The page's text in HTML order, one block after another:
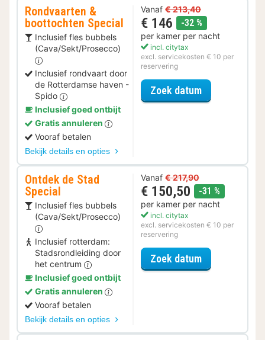
Rondvaarten &
boottochten Special
Inclusief fles bubbels
(Cava/Sekt/Prosecco)
Inclusief rondvaart door
de Rotterdamse haven -
Spido
Inclusief goed ontbijt
Gratis annuleren
Vooraf betalen
Bekijk details en opties
Vanaf € 213,40
€ 146 -32 %
per kamer per nacht
incl. citytax
excl. servicekosten € 10 per
reservering
Zoek datumvoor
Ontdek de Stad
Special
Inclusief fles bubbels
(Cava/Sekt/Prosecco)
Inclusief rotterdam:
Stadsrondleiding door
het centrum
Inclusief goed ontbijt
Gratis annuleren
Vooraf betalen
Bekijk details en opties
Vanaf € 217,90
€ 150,50 -31 %
per kamer per nacht
incl. citytax
excl. servicekosten € 10 per
reservering
Zoek datumvoor Ontdek